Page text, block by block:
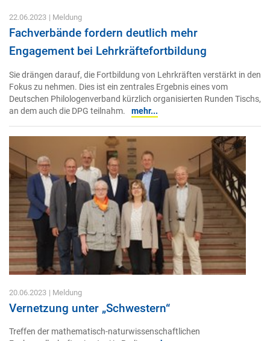
22.06.2023 | Meldung
Fachverbände fordern deutlich mehr
Engagement bei Lehrkräftefortbildung
Sie drängen darauf, die Fortbildung von Lehrkräften verstärkt in den
Fokus zu nehmen. Dies ist ein zentrales Ergebnis eines vom
Deutschen Philologenverband kürzlich organisierten Runden Tischs,
an dem auch die DPG teilnahm.
mehr...
20.06.2023 | Meldung
Vernetzung unter „Schwestern“
Treffen der mathematisch-naturwissenschaftlichen